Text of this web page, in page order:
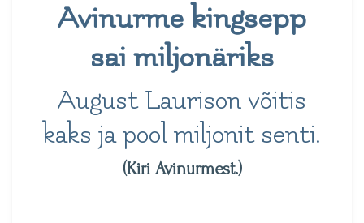
Avinurme kingsepp
sai miljonäriks
August Laurison võitis
kaks ja pool miljonit senti.
(Kiri Avinurmest.)